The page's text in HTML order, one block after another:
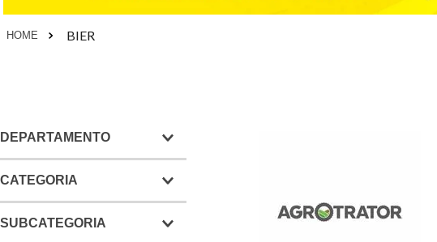
BIER
DEPARTAMENTO
Cabine
Pneus e rodas
CATEGORIA
Acabamentos externos
SUBCATEGORIA